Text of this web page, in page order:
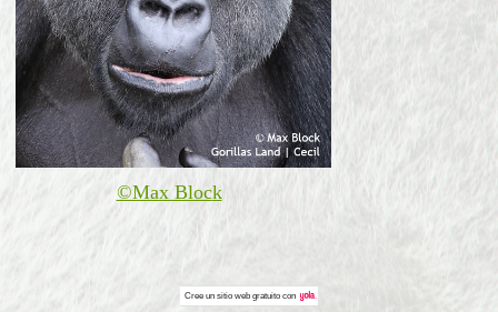
©Max Block
Cree un sitio web gratuitocon